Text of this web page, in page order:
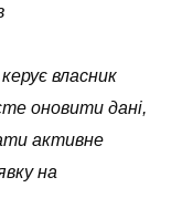
власник
оновити дані,
активне
на